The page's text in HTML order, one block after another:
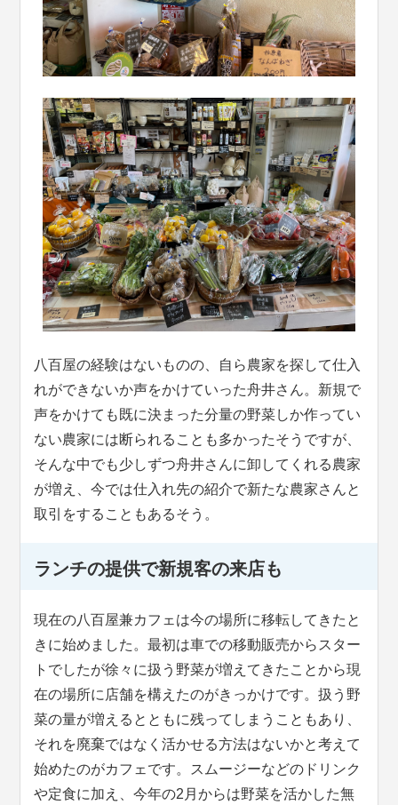
八百屋の経験はないものの、自ら農家を探して仕入
れができないか声をかけていった舟井さん。新規で
声をかけても既に決まった分量の野菜しか作ってい
ない農家には断られることも多かったそうですが、
そんな中でも少しずつ舟井さんに卸してくれる農家
が増え、今では仕入れ先の紹介で新たな農家さんと
取引をすることもあるそう。
ランチの提供で新規客の来店も
現在の八百屋兼カフェは今の場所に移転してきたと
きに始めました。最初は車での移動販売からスター
トでしたが徐々に扱う野菜が増えてきたことから現
在の場所に店舗を構えたのがきっかけです。扱う野
菜の量が増えるとともに残ってしまうこともあり、
それを廃棄ではなく活かせる方法はないかと考えて
始めたのがカフェです。スムージーなどのドリンク
や定食に加え、今年の2月からは野菜を活かした無